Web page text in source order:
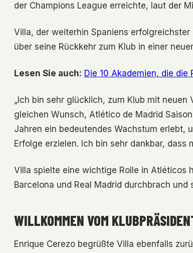
der Champions League erreichte, laut der
Villa, der weiterhin Spaniens
über seine Rückkehr zum Klub in einer
Lesen Sie auch: Die 10 Akademien, die
„Ich bin sehr glücklich, zum Klub mit
gleichen Wunsch, Atlético de Madrid
Jahren ein bedeutendes Wachstum erlebt,
Erfolge erzielen. Ich bin sehr dankbar,
Villa spielte eine wichtige Rolle in Atléticos
Barcelona und Real Madrid durchbrach
WILLKOMMEN VOM
Enrique Cerezo begrüßte Villa ebenfalls